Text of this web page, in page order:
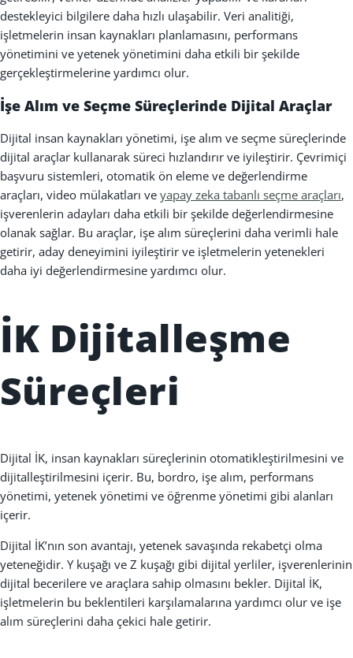
destekleyici bilgilere daha hızlı ulaşabilir. Veri analitiği,
işletmelerin insan kaynakları planlamasını, performans
yönetimini ve yetenek yönetimini daha etkili bir şekilde
gerçekleştirmelerine yardımcı olur.
İşe Alım ve Seçme Süreçlerinde Dijital Araçlar
Dijital insan kaynakları yönetimi, işe alım ve seçme süreçlerinde
dijital araçlar kullanarak süreci hızlandırır ve iyileştirir. Çevrimiçi
başvuru sistemleri, otomatik ön eleme ve değerlendirme
araçları, video mülakatları ve yapay zeka tabanlı seçme araçları,
işverenlerin adayları daha etkili bir şekilde değerlendirmesine
olanak sağlar. Bu araçlar, işe alım süreçlerini daha verimli hale
getirir, aday deneyimini iyileştirir ve işletmelerin yetenekleri
daha iyi değerlendirmesine yardımcı olur.
İK Dijitalleşme
Süreçleri
Dijital İK, insan kaynakları süreçlerinin otomatikleştirilmesini ve
dijitalleştirilmesini içerir. Bu, bordro, işe alım, performans
yönetimi, yetenek yönetimi ve öğrenme yönetimi gibi alanları
içerir.
Dijital İK’nın son avantajı, yetenek savaşında rekabetçi olma
yeteneğidir. Y kuşağı ve Z kuşağı gibi dijital yerliler, işverenlerinin
dijital becerilere ve araçlara sahip olmasını bekler. Dijital İK,
işletmelerin bu beklentileri karşılamalarına yardımcı olur ve işe
alım süreçlerini daha çekici hale getirir.